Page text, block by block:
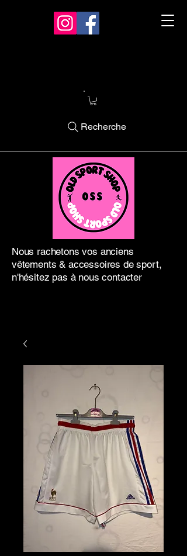
Nous rachetons vos anciens
vêtements & accessoires de sport,
n'hésitez pas à nous contacter
Recherche